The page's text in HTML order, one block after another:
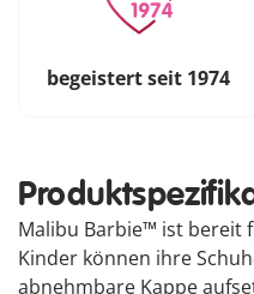
begeistert seit 1974
Malibu Barbie™ ist bereit
Kinder können ihre
abnehmbare Kappe